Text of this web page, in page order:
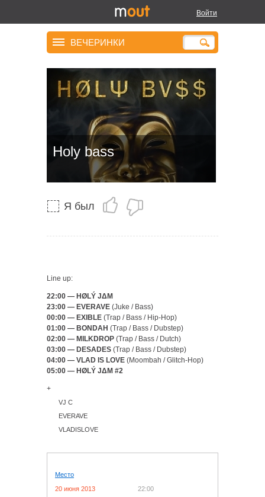
Войти
ВЕЧЕРИНКИ
Holy bass
Я был
Line up:
22:00 — HØLÝ JΔM
23:00 — EVERAVE (Juke / Bass)
00:00 — EXIBLE (Trap / Bass / Hip-Hop)
01:00 — BONDAH (Trap / Bass / Dubstep)
02:00 — MILKDROP (Trap / Bass / Dutch)
03:00 — DESADES (Trap / Bass / Dubstep)
04:00 — VLAD IS LOVE (Moombah / Glitch-Hop)
05:00 — HØLÝ JΔM #2
+
VJ C
EVERAVE
VLADISLOVE
Место
20 июня 2013
22:00